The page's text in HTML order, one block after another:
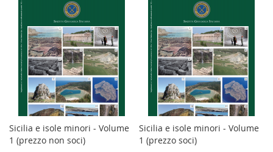
Sicilia e isole minori - Volume
1 (prezzo non soci)
Sicilia e isole minori - Volume
1 (prezzo soci)